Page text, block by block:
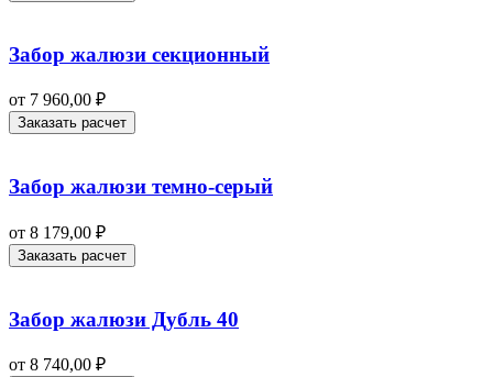
Забор жалюзи секционный
от 7 960,00 ₽
Заказать расчет
Забор жалюзи темно-серый
от 8 179,00 ₽
Заказать расчет
Забор жалюзи Дубль 40
от 8 740,00 ₽